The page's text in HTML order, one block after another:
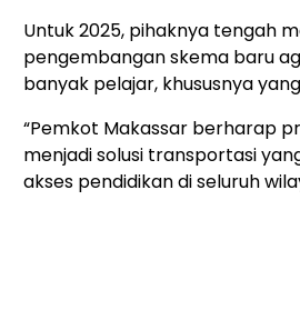
Untuk 2025, pihaknya tengah
pengembangan skema baru
banyak pelajar, khususnya
“Pemkot Makassar berharap
menjadi solusi transportasi
akses pendidikan di seluruh